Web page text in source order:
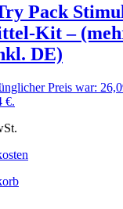
Pack
Kit –
DE)
Preis war:
€.